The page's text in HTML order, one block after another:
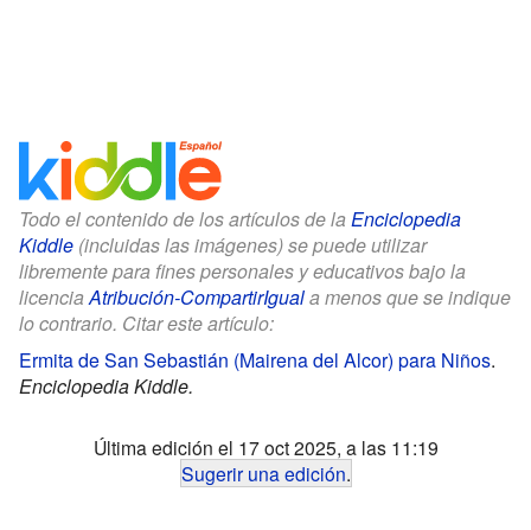
Todo el contenido de los artículos de la Enciclopedia
Kiddle (incluidas las imágenes) se puede utilizar
libremente para fines personales y educativos bajo la
licencia Atribución-CompartirIguala menos que se indique
lo contrario. Citar este artículo:
Ermita de San Sebastián (Mairena del Alcor) para Niños.
Enciclopedia Kiddle.
Última edición el 17 oct 2025, a las 11:19
Sugerir una edición.